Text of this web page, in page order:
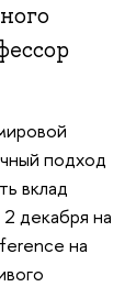
подход
вклад
декабря на
на